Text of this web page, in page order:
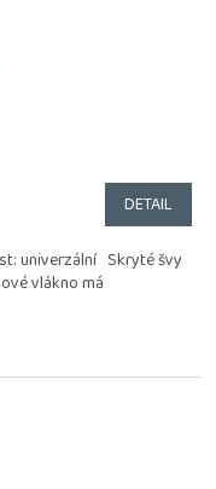
DETAIL
univerzální Skryté švy
vlákno má